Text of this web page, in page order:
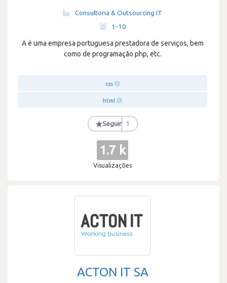
Consultoria & Outsourcing IT
1-10
A é uma empresa portuguesa prestadora de serviços, bem
como de programação php, etc.
css
html
★Seguir 1
1.7 k
Visualizações
ACTON IT SA